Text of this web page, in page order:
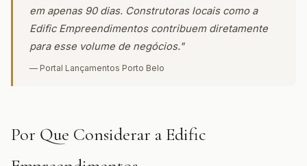
em apenas 90 dias. Construtoras locais como a
Edific Empreendimentos contribuem diretamente
para esse volume de negócios."
— Portal Lançamentos Porto Belo
Por Que Considerar a Edific